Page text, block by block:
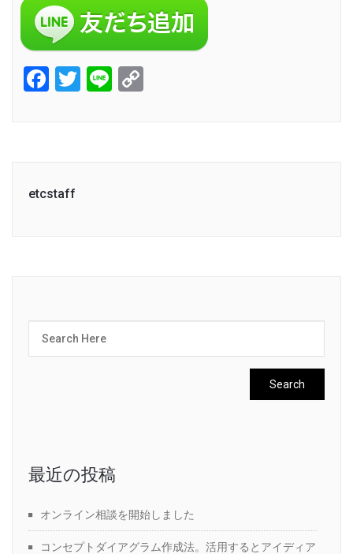
Facebook
Twitter
Line
etcstaff
最近の投稿
オンライン相談を開始しました
コンセプトダイアグラム作成法。活用するとアイディア